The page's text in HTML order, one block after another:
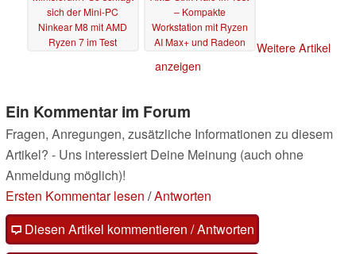
sich der Mini-PC
Ninkear M8 mit AMD
Ryzen 7 im Test
– Kompakte
Workstation mit Ryzen
AI Max+ und Radeon
Weitere Artikel
anzeigen
Ein Kommentar im Forum
Fragen, Anregungen, zusätzliche Informationen zu diesem
Artikel? - Uns interessiert Deine Meinung (auch ohne
Anmeldung möglich)!
Ersten Kommentar lesen /Antworten
Diesen Artikel kommentieren / Antworten